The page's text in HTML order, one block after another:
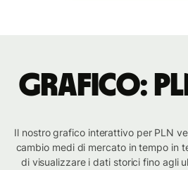
Grafico:
Il nostro grafico interattivo per PLN
cambio medi di mercato in tempo in
di visualizzare i dati storici fino agli